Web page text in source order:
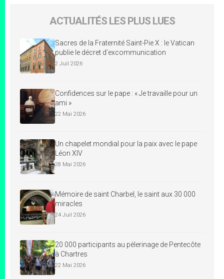
ACTUALITÉS LES PLUS LUES
Sacres de la Fraternité Saint-Pie X : le Vatican
publie le décret d’excommunication
2 Juil 2026
Confidences sur le pape : « Je travaille pour un
ami »
22 Mai 2026
Un chapelet mondial pour la paix avec le pape
Léon XIV
28 Mai 2026
Mémoire de saint Charbel, le saint aux 30 000
miracles
24 Juil 2026
20 000 participants au pèlerinage de Pentecôte
à Chartres
22 Mai 2026